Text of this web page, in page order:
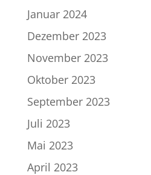
Januar 2024
Dezember 2023
November 2023
Oktober 2023
September 2023
Juli 2023
Mai 2023
April 2023